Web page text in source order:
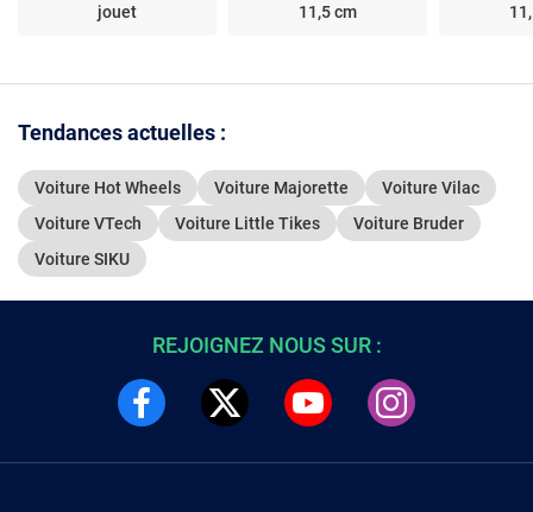
jouet
11,5 cm
Tendances actuelles :
Voiture Hot Wheels Voiture Majorette
Voiture Vilac
Voiture VTech
Voiture Little Tikes
Voiture Bruder
Voiture SIKU
REJOIGNEZ NOUS SUR :